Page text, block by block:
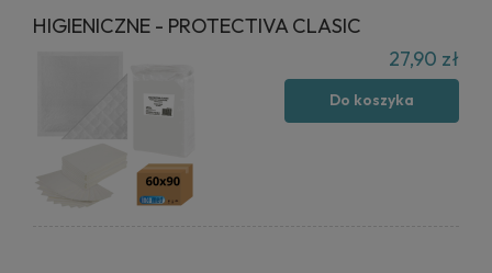
HIGIENICZNE - PROTECTIVA CLASIC
27,90 zł
Do koszyka